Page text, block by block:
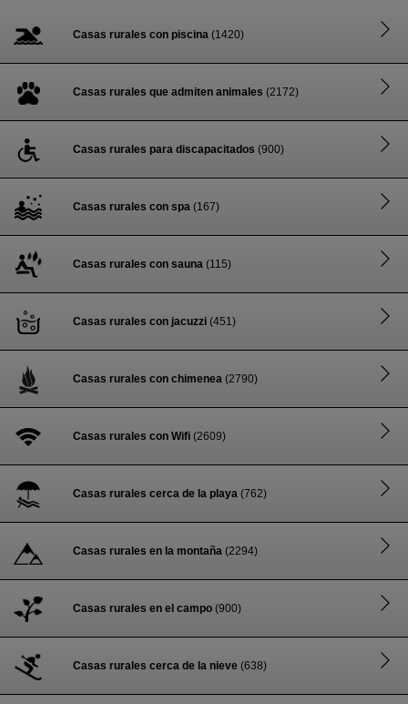
Casas rurales con piscina (1420)
Casas rurales que admiten animales (2172)
Casas rurales para discapacitados (900)
Casas rurales con spa (167)
Casas rurales con sauna (115)
Casas rurales con jacuzzi (451)
Casas rurales con chimenea (2790)
Casas rurales con Wifi (2609)
Casas rurales cerca de la playa (762)
Casas rurales en la montaña (2294)
Casas rurales en el campo (900)
Casas rurales cerca de la nieve (638)